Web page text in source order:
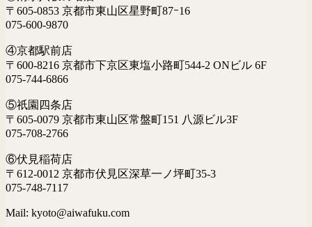
〒605-0853 京都市東山区星野町87ｰ16
075-600-9870
④京都駅前店
〒600-8216 京都市下京区東塩小路町544-2 ONビル 6F
075-744-6866
⑤祇園四条店
〒605-0079 京都市東山区常盤町151 八源ビル3F
075-708-2766
⑥伏見稲荷店
〒612-0012 京都市伏見区深草一ノ坪町35-3
075-748-7117
Mail: kyoto@aiwafuku.com